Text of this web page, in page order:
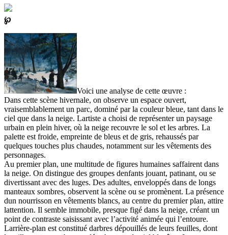
℘
Voici une analyse de cette œuvre :
Dans cette scène hivernale, on observe un espace ouvert,
vraisemblablement un parc, dominé par la couleur bleue, tant dans le
ciel que dans la neige. Lartiste a choisi de représenter un paysage
urbain en plein hiver, où la neige recouvre le sol et les arbres. La
palette est froide, empreinte de bleus et de gris, rehaussés par
quelques touches plus chaudes, notamment sur les vêtements des
personnages.
Au premier plan, une multitude de figures humaines saffairent dans
la neige. On distingue des groupes denfants jouant, patinant, ou se
divertissant avec des luges. Des adultes, enveloppés dans de longs
manteaux sombres, observent la scène ou se promènent. La présence
dun nourrisson en vêtements blancs, au centre du premier plan, attire
lattention. Il semble immobile, presque figé dans la neige, créant un
point de contraste saisissant avec l’activité animée qui l’entoure.
Larrière-plan est constitué darbres dépouillés de leurs feuilles, dont